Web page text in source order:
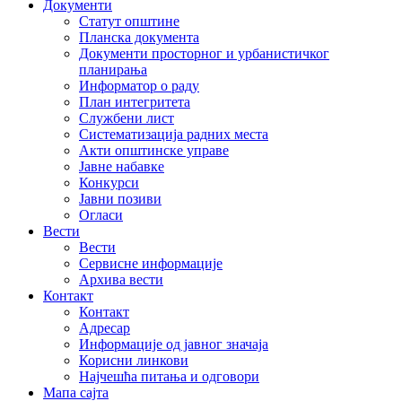
Документи
Статут општине
Планска документа
Документи просторног и урбанистичког
планирања
Информатор о раду
План интегритета
Службени лист
Систематизација радних места
Акти општинске управе
Јавне набавке
Конкурси
Јавни позиви
Огласи
Вести
Вести
Сервисне информације
Архива вести
Контакт
Контакт
Адресар
Информације од јавног значаја
Корисни линкови
Најчешћа питања и одговори
Мапа сајта